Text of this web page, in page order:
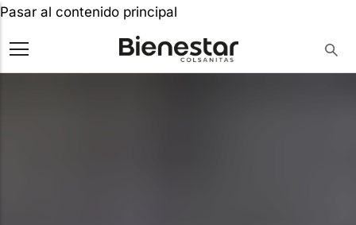
Pasar al contenido principal